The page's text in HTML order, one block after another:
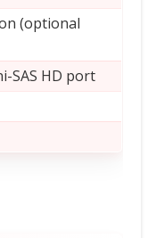
(optional
SAS HD port